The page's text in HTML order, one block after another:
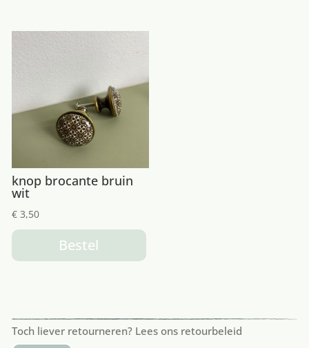
knop brocante bruin
wit
€3,50
Bestel
Toch liever retourneren? Lees ons retourbeleid